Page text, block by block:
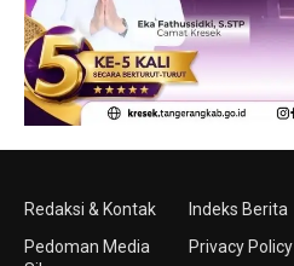
Redaksi & Kontak
Pedoman Media
Indeks Berita
Privacy Policy